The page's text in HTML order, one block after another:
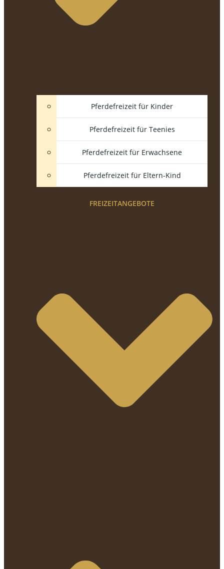
Pferdefreizeit für Kinder
Pferdefreizeit für Teenies
Pferdefreizeit für Erwachsene
Pferdefreizeit für Eltern-Kind
FREIZEITANGEBOTE